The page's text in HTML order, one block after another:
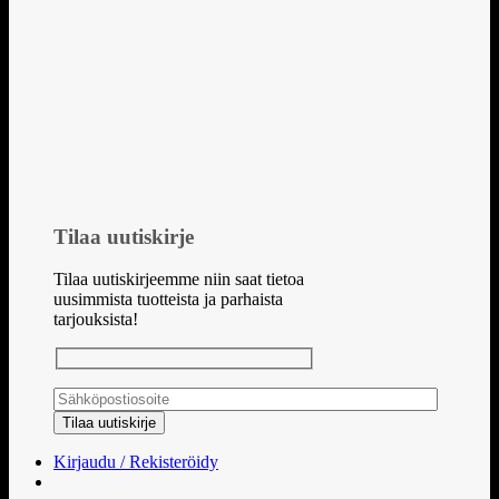
Tilaa uutiskirje
Tilaa uutiskirjeemme niin saat tietoa
uusimmista tuotteista ja parhaista
tarjouksista!
Kirjaudu / Rekisteröidy